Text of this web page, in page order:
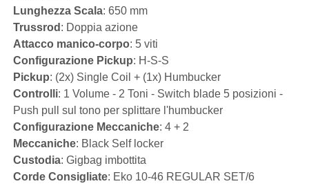
Lunghezza Scala: 650 mm
Trussrod : Doppia azione
Attacco manico-corpo: 5 viti
Configurazione Pickup: H-S-S
Pickup: (2x) Single Coil + (1x) Humbucker
Controlli: 1 Volume - 2 Toni - Switch blade 5 posizioni -
Push pull sul tono per splittare l'humbucker
Configurazione Meccaniche: 4 + 2
Meccaniche: Black Self locker
Custodia: Gigbag imbottita
Corde Consigliate: Eko 10-46 REGULAR SET/6